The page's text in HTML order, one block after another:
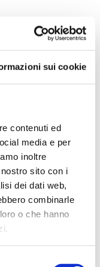
sui cookie
contenuti ed
media e per
inoltre
sito con i
dei dati web,
combinarle
o che hanno
Maß
G 3/4 M